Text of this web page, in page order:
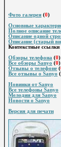
Фото галерея (0)
Основные
Полное описание
Описание одной
Описание (старый
Контекстные ссылки
Обзоры телефона (0)
Все обзоры Sanyo (0)
Отзывы о телефоне (
Все отзывы о Sanyo (
Новинки от Sanyo
Все телефоны Sanyo
Мелодии для Sanyo
Новости о Sanyo
Версия для печати